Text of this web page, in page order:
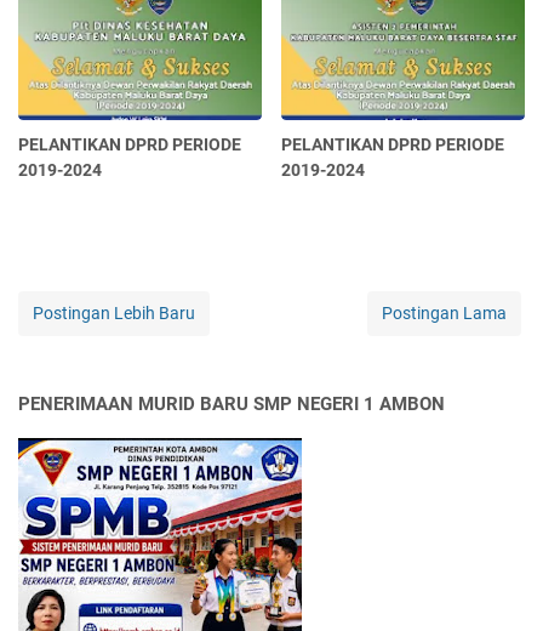
PELANTIKAN DPRD PERIODE
2019-2024
PELANTIKAN DPRD PERIODE
2019-2024
Postingan Lebih Baru Postingan Lama
PENERIMAAN MURID BARU SMP NEGERI 1 AMBON